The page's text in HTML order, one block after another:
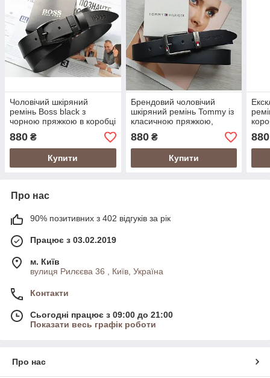
Чоловічий шкіряний
ремінь Boss black з
чорною пряжкою в коробці
880 ₴
Купити
Брендовий чоловічий
шкіряний ремінь Tommy із
класичною пряжкою,
чорний пояс Томмі
Хілфігер на подарунок
880₴
Купити
880
Про нас
90% позитивних з 402 відгуків за рік
Працює з 03.02.2019
м. Київ
вулиця Рилєєва 36 , Київ, Україна
Контакти
Сьогодні працює з 09:00 до 21:00
Показати весь графік роботи
Про нас